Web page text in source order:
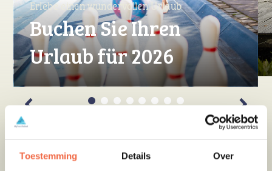
Toestemming Details Over
Erlebe einen wundervollen Urlaub
Buchen Sie Ihren
Urlaub für 2026